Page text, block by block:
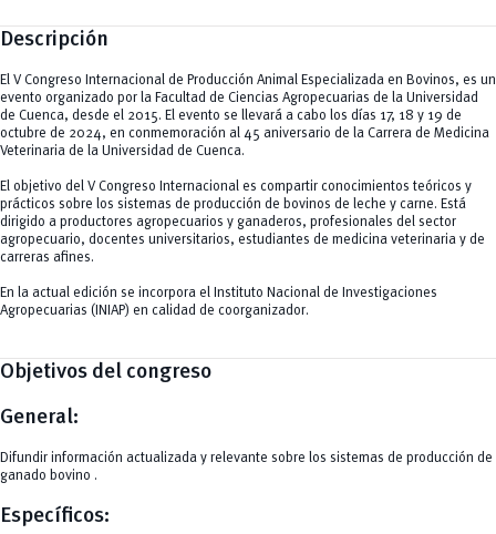
Descripción
El V Congreso Internacional de Producción Animal Especializada en Bovinos, es un
evento organizado por la Facultad de Ciencias Agropecuarias de la Universidad
de Cuenca, desde el 2015. El evento se llevará a cabo los días 17, 18 y 19 de
octubre de 2024, en conmemoración al 45 aniversario de la Carrera de Medicina
Veterinaria de la Universidad de Cuenca.
El objetivo del V Congreso Internacional es compartir conocimientos teóricos y
prácticos sobre los sistemas de producción de bovinos de leche y carne. Está
dirigido a productores agropecuarios y ganaderos, profesionales del sector
agropecuario, docentes universitarios, estudiantes de medicina veterinaria y de
carreras afines.
En la actual edición se incorpora el Instituto Nacional de Investigaciones
Agropecuarias (INIAP) en calidad de coorganizador.
Objetivos del congreso
General:
Difundir información actualizada y relevante sobre los sistemas de producción de
ganado bovino .
Específicos: